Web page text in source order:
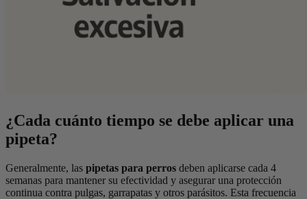
¿Cada cuánto tiempo se debe aplicar una
pipeta?
Generalmente, las pipetas para perros deben aplicarse cada 4
semanas para mantener su efectividad y asegurar una protección
continua contra pulgas, garrapatas y otros parásitos. Esta frecuencia